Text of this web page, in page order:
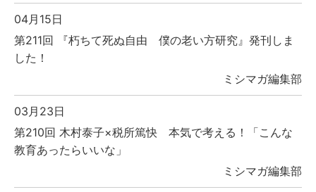
04月15日
第211回 『朽ちて死ぬ自由 僕の老い方研究』発刊しま
した！
ミシマガ編集部
03月23日
第210回 木村泰子×税所篤快 本気で考える！「こんな
教育あったらいいな」
ミシマガ編集部